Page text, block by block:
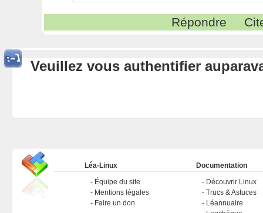
Répondre
Veuillez vous authentifier
Léa-Linux
Équipe du site
Mentions légales
Faire un don
Documentation
Découvrir Linux
Trucs & Astuces
Léannuaire